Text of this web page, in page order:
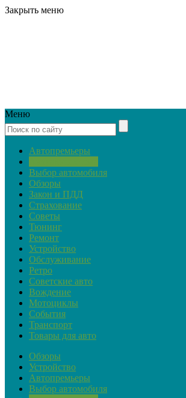
Закрыть меню
Меню
Автопремьеры
Выбор автомобиля
Обзоры
Закон и ПДД
Страхование
Советы
Тюнинг
Ремонт
Устройство
Обслуживание
Ретро
Советские авто
Вождение
Мотоциклы
События
Транспорт
Товары для авто
Обзоры
Устройство
Автопремьеры
Выбор автомобиля